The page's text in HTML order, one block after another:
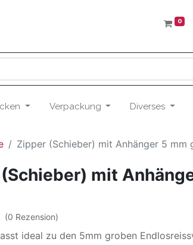
0
Verpackung Diverses
Zipper (Schieber) mit Anhänger 5 mm
mit
(0 Rezension)
ideal zu den 5mm groben